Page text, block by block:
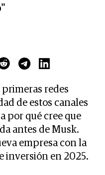
redes
de estos canales
por qué cree que
antes de Musk.
empresa con la
inversión en 2025.